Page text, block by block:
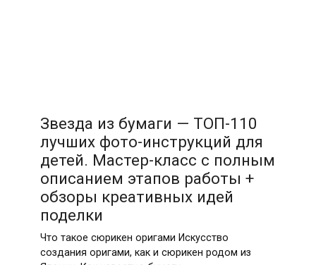
Звезда из бумаги — ТОП-110
лучших фото-инструкций для
детей. Мастер-класс с полным
описанием этапов работы +
обзоры креативных идей
поделки
Что такое сюрикен оригами Искусство
создания оригами, как и сюрикен родом из